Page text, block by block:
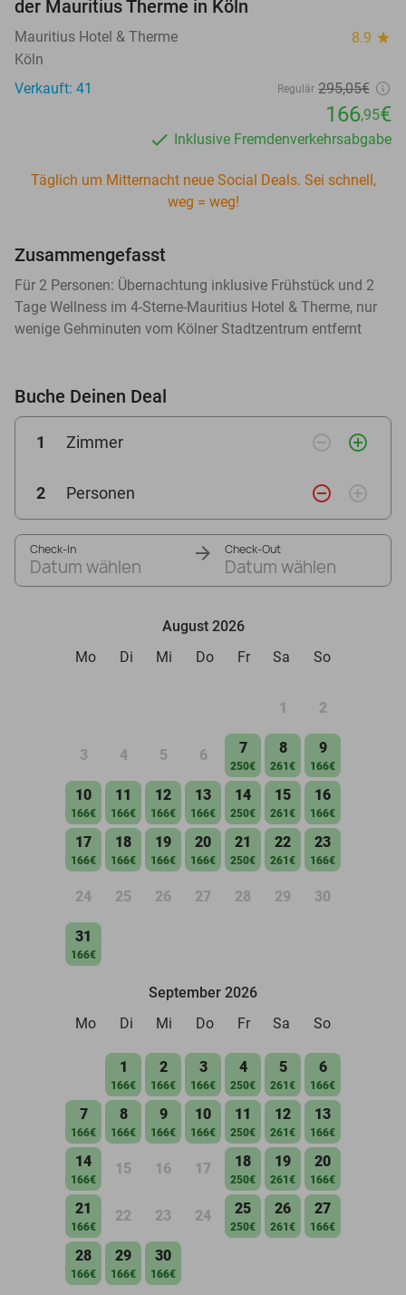
der Mauritius Therme in Köln
Mauritius Hotel & Therme 8.9 star
Köln
Verkauft: 41
Regulär 295,05€
166,95€
Inklusive Fremdenverkehrsabgabe
Täglich um Mitternacht neue Social Deals. Sei schnell,
weg = weg!
Zusammengefasst
Für 2 Personen: Übernachtung inklusive Frühstück und 2
Tage Wellness im 4-Sterne-Mauritius Hotel & Therme, nur
wenige Gehminuten vom Kölner Stadtzentrum entfernt
Buche Deinen Deal
1 Zimmer remove_circle_outline add_circle_outline
2 Personen remove_circle_outline add_circle_outline
Check-In
Datum wählen
Check-Out
Datum wählen
August 2026
Mo
Di Mi Do Fr Sa So
1 2
3 4 5 6 7
250€
8
261€
9
166€
10
166€
11
166€
12
166€
13
166€
14
250€
15
261€
16
166€
17
166€
18
166€
19
166€
20
166€
21
250€
22
261€
23
166€
24 25 26 27 28 29 30
31
166€
September 2026
Mo
Di Mi Do Fr Sa So
1
166€
2
166€
3
166€
4
250€
5
261€
6
166€
7
166€
8
166€
9
166€
10
166€
11
250€
12
261€
13
166€
14
166€
15 16 17 18
250€
19
261€
20
166€
21
166€
22 23 24 25
250€
26
261€
27
166€
28
166€
29
166€
30
166€